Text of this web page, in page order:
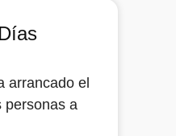
arrancado el
personas a